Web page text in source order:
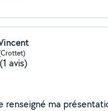
(1 avis)
Je n'ai pas encore renseigné ma